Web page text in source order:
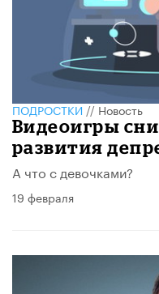
ПОДРОСТКИ//Новость
Видеоигры
развития
А что с девочками?
19 февраля